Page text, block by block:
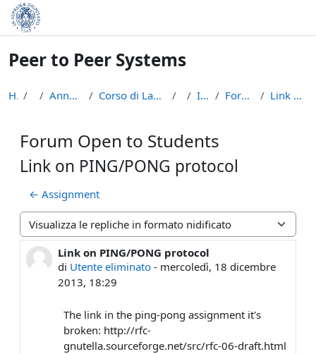
Vai al contenuto principale
Peer to Peer Systems
Home Corsi Anno Accademico 2013-14 Corso di Laurea Magistrale in Informatica (LM-18) p2pIntroduzione Forum Open to Students Link on PING/PONG protocol
Forum Open to Students
Link on PING/PONG protocol
← Assignment
Modalità visualizzazione
Link on PING/PONG protocol
di Utente eliminato - mercoledì, 18 dicembre
2013, 18:29
Numero di risposte: 2
The link in the ping-pong assignment it's
broken: http://rfc-
gnutella.sourceforge.net/src/rfc-06-draft.html